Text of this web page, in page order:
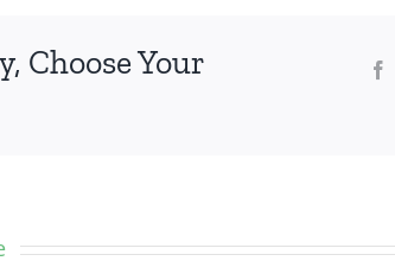
Choose Your